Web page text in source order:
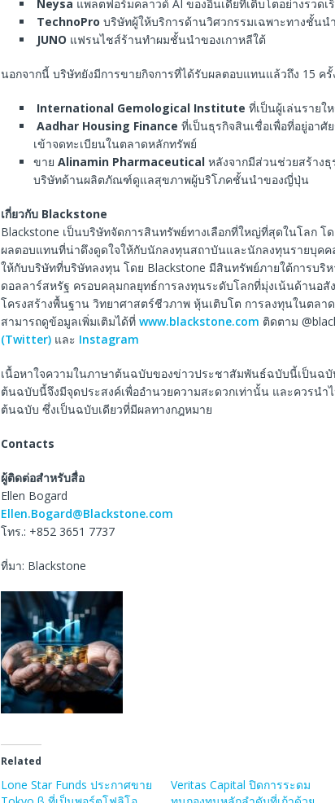
Neysa แพลตฟอร์มคลาวด์ AI ของอินเดียที่เติบโตอย่างรวดเ
TechnoPro บริษัทผู้ให้บริการด้านวิศวกรรมเฉพาะทางชั้น
JUNO แฟรนไชส์ร้านทำผมชั้นนำของเกาหลีใต้
นอกจากนี้ บริษัทยังมีการขายกิจการที่ได้รับผลตอบแทนแล้วถึง 15 ครั้
International Gemological Institute ที่เป็นผู้เล่นรายใ
Aadhar Housing Finance ที่เป็นธุรกิจสินเชื่อเพื่อที่อยู่อา
เข้าจดทะเบียนในตลาดหลักทรัพย์
ขาย Alinamin Pharmaceutical หลังจากมีส่วนช่วยสร้าง
บริษัทด้านผลิตภัณฑ์ดูแลสุขภาพผู้บริโภคชั้นนำของญี่ปุ่น
เกี่ยวกับBlackstone
Blackstone เป็นบริษัทจัดการสินทรัพย์ทางเลือกที่ใหญ่ที่สุดในโลก โ
ผลตอบแทนที่น่าดึงดูดใจให้กับนักลงทุนสถาบันและนักลงทุนรายบุคค
ให้กับบริษัทที่บริษัทลงทุน โดย Blackstone มีสินทรัพย์ภายใต้การบริ
ดอลลาร์สหรัฐ ครอบคลุมกลยุทธ์การลงทุนระดับโลกที่มุ่งเน้นด้านอสั
โครงสร้างพื้นฐาน วิทยาศาสตร์ชีวภาพ หุ้นเติบโต การลงทุนในตลา
สามารถดูข้อมูลเพิ่มเติมได้ที่ www.blackstone.com ติดตาม
(Twitter)และ Instagram
เนื้อหาใจความในภาษาต้นฉบับของข่าวประชาสัมพันธ์ฉบับนี้เป็นฉบั
ต้นฉบับนี้จึงมีจุดประสงค์เพื่ออำนวยความสะดวกเท่านั้น และควรนำไ
ต้นฉบับ ซึ่งเป็นฉบับเดียวที่มีผลทางกฎหมาย
Contacts
ผู้ติดต่อสำหรับสื่อ
Ellen Bogard
Ellen.Bogard@Blackstone.com
โทร.: +852 3651 7737
ที่มา: Blackstone
Related
Lone Star Funds ประกาศขาย
Veritas Capital ปิดการระดม